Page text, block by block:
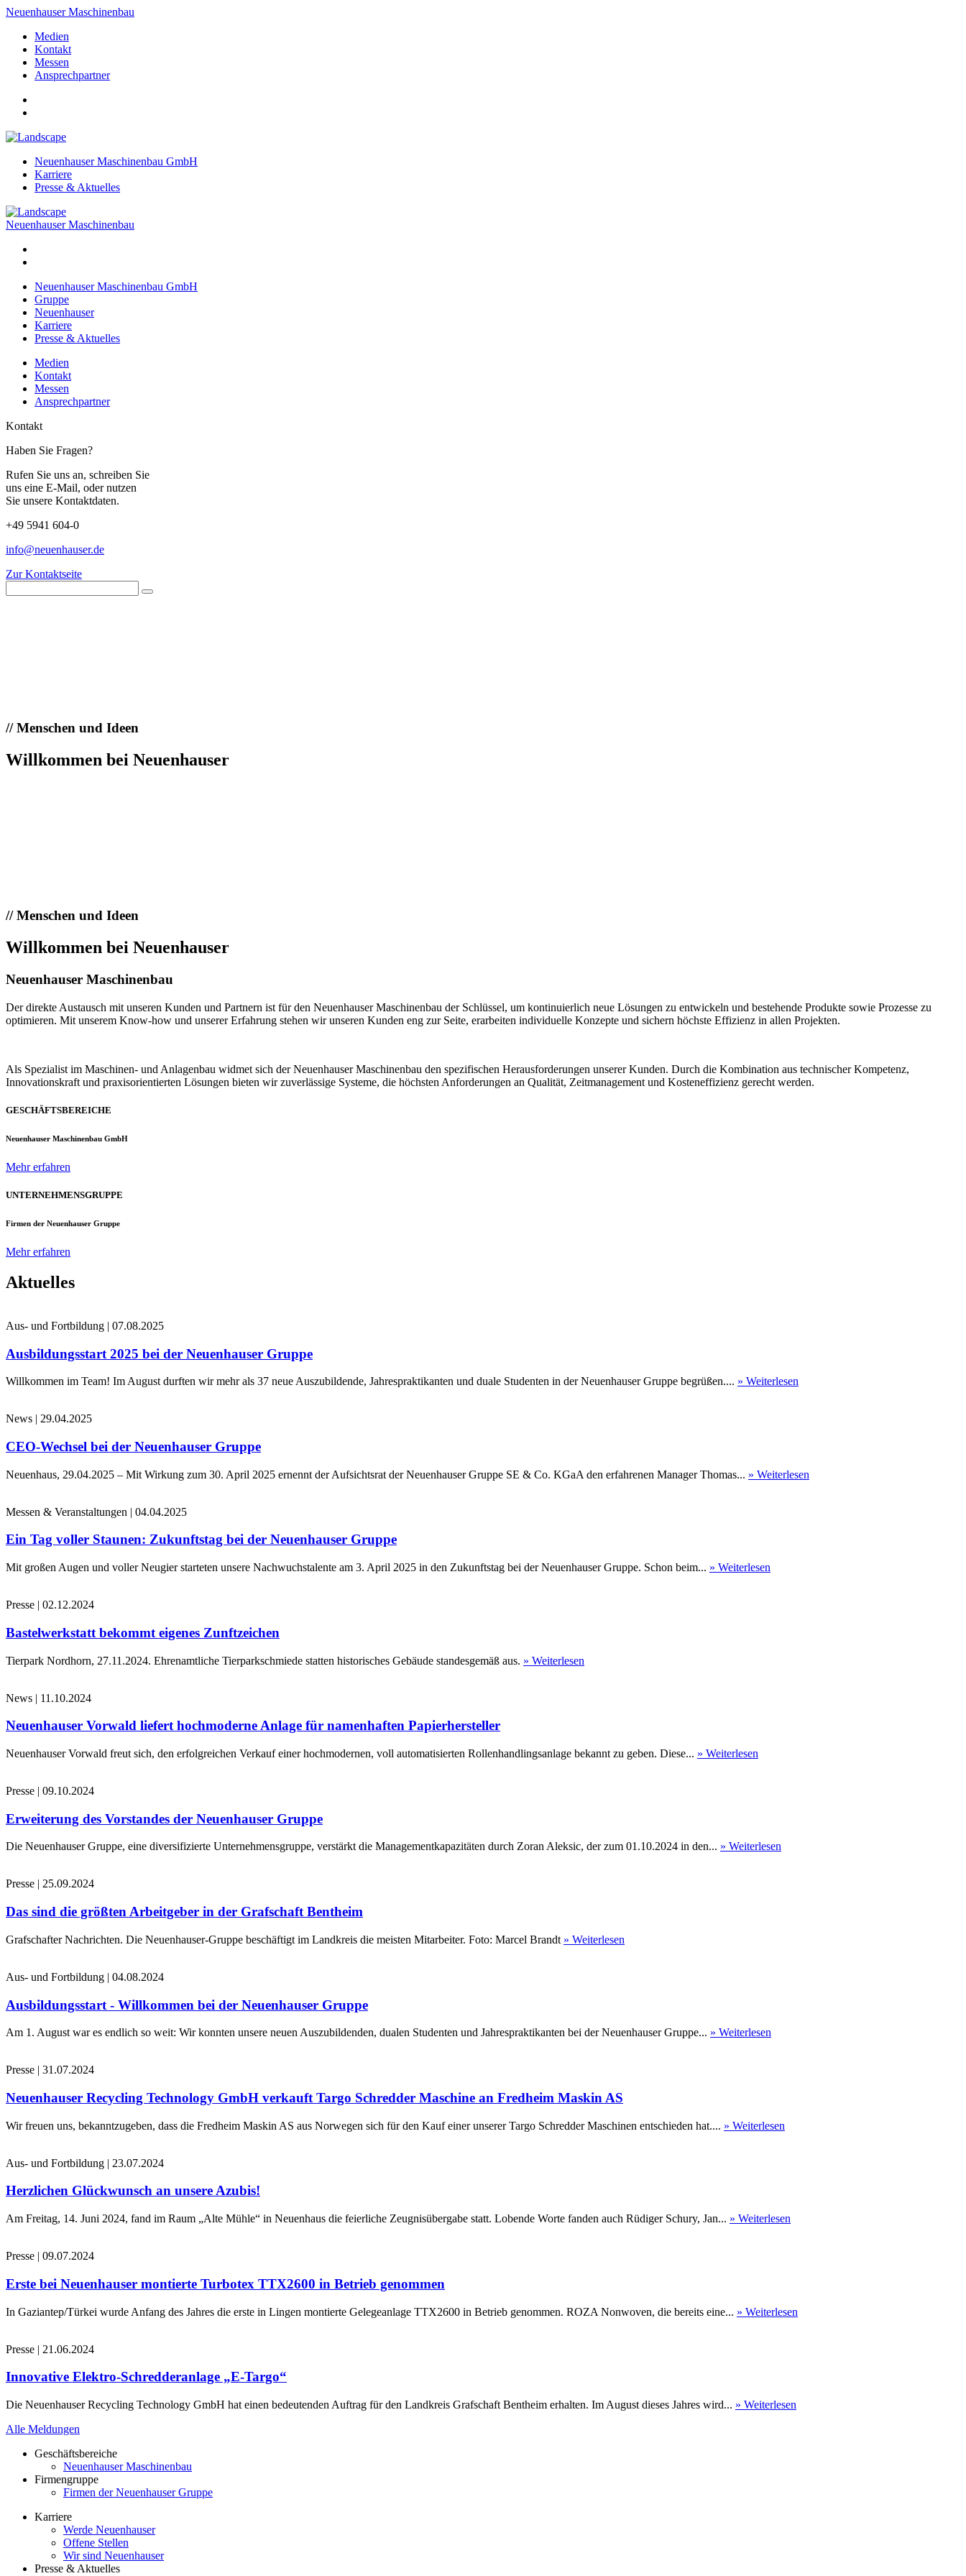
Neuenhauser Maschinenbau
Medien
Kontakt
Messen
Ansprechpartner
Neuenhauser Maschinenbau GmbH
Karriere
Presse & Aktuelles
Neuenhauser Maschinenbau
Neuenhauser Maschinenbau GmbH
Gruppe
Neuenhauser
Karriere
Presse & Aktuelles
Medien
Kontakt
Messen
Ansprechpartner
Kontakt
Haben Sie Fragen?
Rufen Sie uns an, schreiben Sie
uns eine E-Mail, oder nutzen
Sie unsere Kontaktdaten.
+49 5941 604-0
info@neuenhauser.de
Zur Kontaktseite
//Menschen und Ideen
Willkommen bei Neuenhauser
//Menschen und Ideen
Willkommen bei Neuenhauser
Neuenhauser Maschinenbau
Der direkte Austausch mit unseren Kunden und Partnern ist für den Neuenhauser Maschinenbau der Schlüssel, um kontinuierlich neue Lösungen zu entwickeln und bestehende Produkte sowie Prozesse zu
optimieren. Mit unserem Know-how und unserer Erfahrung stehen wir unseren Kunden eng zur Seite, erarbeiten individuelle Konzepte und sichern höchste Effizienz in allen Projekten.
Als Spezialist im Maschinen- und Anlagenbau widmet sich der Neuenhauser Maschinenbau den spezifischen Herausforderungen unserer Kunden. Durch die Kombination aus technischer Kompetenz,
Innovationskraft und praxisorientierten Lösungen bieten wir zuverlässige Systeme, die höchsten Anforderungen an Qualität, Zeitmanagement und Kosteneffizienz gerecht werden.
GESCHÄFTSBEREICHE
Neuenhauser Maschinenbau GmbH
Mehr erfahren
UNTERNEHMENSGRUPPE
Firmen der Neuenhauser Gruppe
Mehr erfahren
Aktuelles
Aus- und Fortbildung | 07.08.2025
Ausbildungsstart 2025 bei der Neuenhauser Gruppe
Willkommen im Team! Im August durften wir mehr als 37 neue Auszubildende, Jahrespraktikanten und duale Studenten in der Neuenhauser Gruppe begrüßen.... » Weiterlesen
News | 29.04.2025
CEO-Wechsel bei der Neuenhauser Gruppe
Neuenhaus, 29.04.2025 – Mit Wirkung zum 30. April 2025 ernennt der Aufsichtsrat der Neuenhauser Gruppe SE & Co. KGaA den erfahrenen Manager Thomas... » Weiterlesen
Messen & Veranstaltungen | 04.04.2025
Ein Tag voller Staunen: Zukunftstag bei der Neuenhauser Gruppe
Mit großen Augen und voller Neugier starteten unsere Nachwuchstalente am 3. April 2025 in den Zukunftstag bei der Neuenhauser Gruppe. Schon beim... » Weiterlesen
Presse | 02.12.2024
Bastelwerkstatt bekommt eigenes Zunftzeichen
Tierpark Nordhorn, 27.11.2024. Ehrenamtliche Tierparkschmiede statten historisches Gebäude standesgemäß aus. » Weiterlesen
News | 11.10.2024
Neuenhauser Vorwald liefert hochmoderne Anlage für namenhaften Papierhersteller
Neuenhauser Vorwald freut sich, den erfolgreichen Verkauf einer hochmodernen, voll automatisierten Rollenhandlingsanlage bekannt zu geben. Diese... » Weiterlesen
Presse | 09.10.2024
Erweiterung des Vorstandes der Neuenhauser Gruppe
Die Neuenhauser Gruppe, eine diversifizierte Unternehmensgruppe, verstärkt die Managementkapazitäten durch Zoran Aleksic, der zum 01.10.2024 in den... » Weiterlesen
Presse | 25.09.2024
Das sind die größten Arbeitgeber in der Grafschaft Bentheim
Grafschafter Nachrichten. Die Neuenhauser-Gruppe beschäftigt im Landkreis die meisten Mitarbeiter. Foto: Marcel Brandt » Weiterlesen
Aus- und Fortbildung | 04.08.2024
Ausbildungsstart - Willkommen bei der Neuenhauser Gruppe
Am 1. August war es endlich so weit: Wir konnten unsere neuen Auszubildenden, dualen Studenten und Jahrespraktikanten bei der Neuenhauser Gruppe... » Weiterlesen
Presse | 31.07.2024
Neuenhauser Recycling Technology GmbH verkauft Targo Schredder Maschine an Fredheim Maskin AS
Wir freuen uns, bekanntzugeben, dass die Fredheim Maskin AS aus Norwegen sich für den Kauf einer unserer Targo Schredder Maschinen entschieden hat.... » Weiterlesen
Aus- und Fortbildung | 23.07.2024
Herzlichen Glückwunsch an unsere Azubis!
Am Freitag, 14. Juni 2024, fand im Raum „Alte Mühle“ in Neuenhaus die feierliche Zeugnisübergabe statt. Lobende Worte fanden auch Rüdiger Schury, Jan... » Weiterlesen
Presse | 09.07.2024
Erste bei Neuenhauser montierte Turbotex TTX2600 in Betrieb genommen
In Gaziantep/Türkei wurde Anfang des Jahres die erste in Lingen montierte Gelegeanlage TTX2600 in Betrieb genommen. ROZA Nonwoven, die bereits eine... » Weiterlesen
Presse | 21.06.2024
Innovative Elektro-Schredderanlage „E-Targo“
Die Neuenhauser Recycling Technology GmbH hat einen bedeutenden Auftrag für den Landkreis Grafschaft Bentheim erhalten. Im August dieses Jahres wird... » Weiterlesen
Alle Meldungen
Geschäftsbereiche
Neuenhauser Maschinenbau
Firmengruppe
Firmen der Neuenhauser Gruppe
Karriere
Werde Neuenhauser
Offene Stellen
Wir sind Neuenhauser
Presse & Aktuelles